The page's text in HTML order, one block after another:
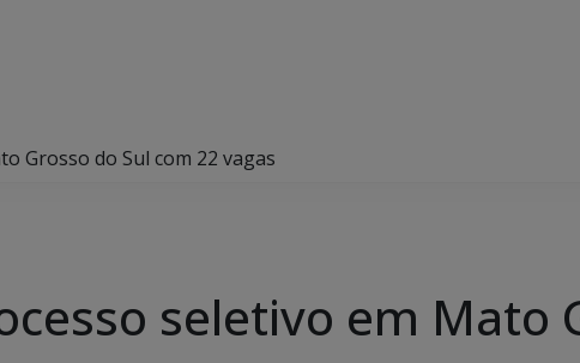
Grosso do Sul com 22 vagas
seletivo em Mato